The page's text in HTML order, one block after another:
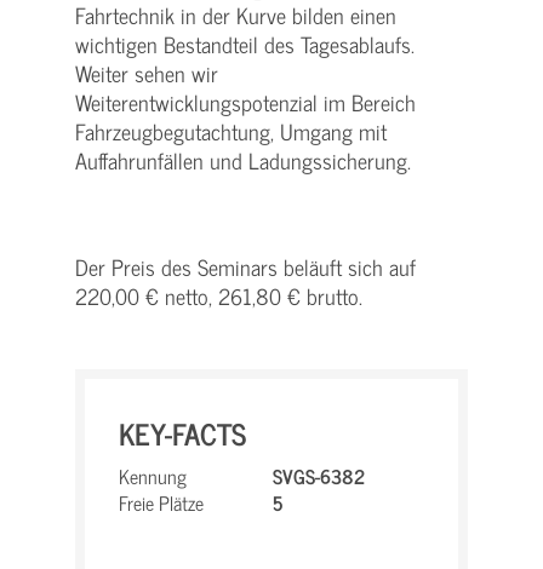
Fahrtechnik in der Kurve bilden einen
wichtigen Bestandteil des Tagesablaufs.
Weiter sehen wir
Weiterentwicklungspotenzial im Bereich
Fahrzeugbegutachtung, Umgang mit
Auffahrunfällen und Ladungssicherung.
Der Preis des Seminars beläuft sich auf
220,00 € netto, 261,80 € brutto.
KEY-FACTS
Kennung
SVGS-6382
Freie Plätze
5